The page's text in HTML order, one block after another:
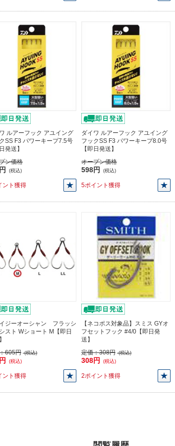
ルアーフック アユイング
SS F3 パワーキープ7.5号
発送】
ン価格
(税込)
ント獲得
ダイワ ルアーフック アユイング
フックSS F3 パワーキープ8.0号
【即日発送】
オープン価格
598円 (税込)
5ポイント獲得
ジーオーシャン フラッシ
スト Wショート M【即日
605円 (税込)
(税込)
ント獲得
【ネコポス対象品】スミス GYオ
フセットフック #4/0【即日発
送】
定価：308円 (税込)
308円 (税込)
2ポイント獲得